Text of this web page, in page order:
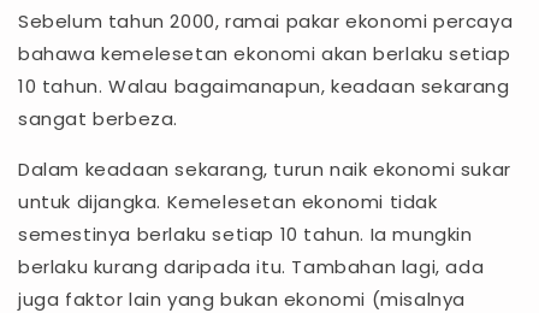
Sebelum tahun 2000, ramai pakar ekonomi percaya
bahawa kemelesetan ekonomi akan berlaku setiap
10 tahun. Walau bagaimanapun, keadaan sekarang
sangat berbeza.
Dalam keadaan sekarang, turun naik ekonomi sukar
untuk dijangka. Kemelesetan ekonomi tidak
semestinya berlaku setiap 10 tahun. Ia mungkin
berlaku kurang daripada itu. Tambahan lagi, ada
juga faktor lain yang bukan ekonomi (misalnya